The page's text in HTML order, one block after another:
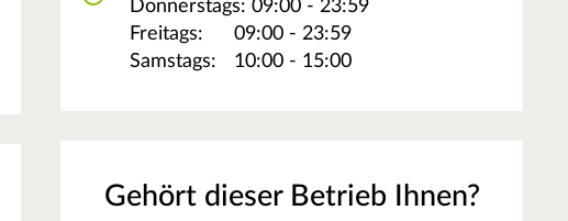
Donnerstags: 09:00 - 23:59
Freitags:
09:00 - 23:59
Samstags:
10:00 - 15:00
Gehört dieser Betrieb Ihnen?